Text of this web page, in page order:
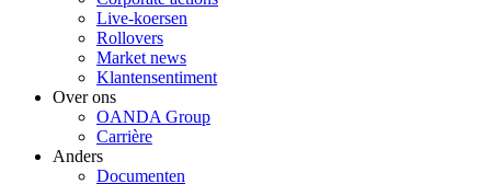
Live-koersen
Rollovers
Market news
Klantensentiment
Over ons
OANDA Group
Carrière
Anders
Documenten